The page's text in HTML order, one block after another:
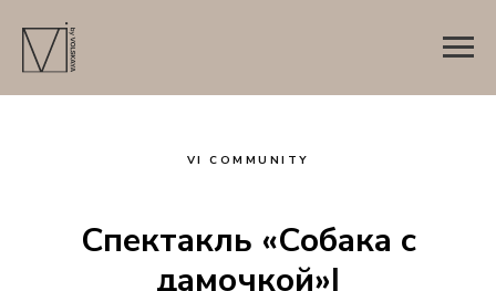
VI COMMUNITY
Спектакль «Собака с
дамочкой»|